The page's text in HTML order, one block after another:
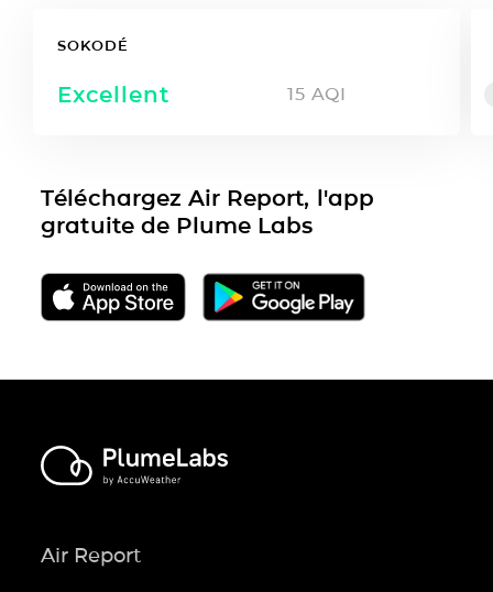
SOKODÉ
Excellent 15 AQI
Téléchargez Air Report, l'app
gratuite de Plume Labs
Air Report